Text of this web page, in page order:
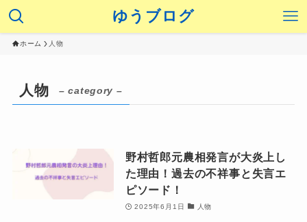
ゆうブログ
ホーム 人物
人物 – category –
野村哲郎元農相発言が大炎上し
た理由！過去の不祥事と失言エ
ピソード！
2025年6月1日 人物